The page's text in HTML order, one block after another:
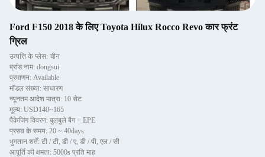
Ford F150 2018 के लिए Toyota Hilux Rocco Revo कार फ्रंट
ग्रिल
उत्पत्ति के प्लेस: चीन
ब्रांड नाम: dongsui
प्रमाणन: Available
मॉडल संख्या: साधारण
न्यूनतम आदेश मात्रा: 10 सेट
मूल्य: USD140~165
पैकेजिंग विवरण: बुलबुले बैग + EPE
प्रसव के समय: 20 ~ 40days
भुगतान शर्तें: टी / टी, डी / ए, डी / पी, एल / सी
आपूर्ति की क्षमता: 5000s प्रति माह